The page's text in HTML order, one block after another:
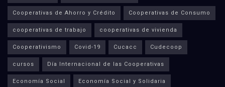
Cooperativas de Ahorro y Crédito Cooperativas de Consumo
cooperativas de trabajo cooperativas de vivienda
Cooperativismo Covid-19 Cucacc Cudecoop
cursos Día Internacional de las Cooperativas
Economía Social Economía Social y Solidaria